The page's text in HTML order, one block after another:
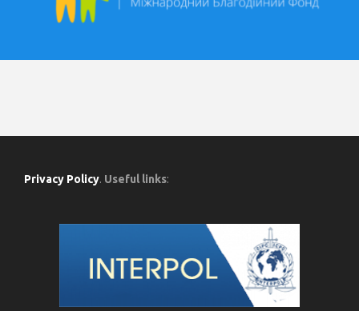
Privacy Policy. Useful links: